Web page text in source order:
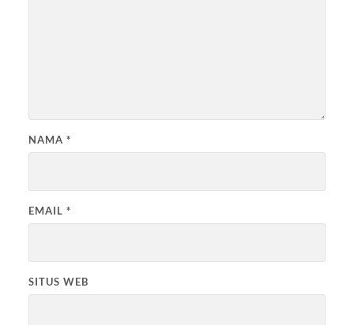
NAMA *
EMAIL *
SITUS WEB